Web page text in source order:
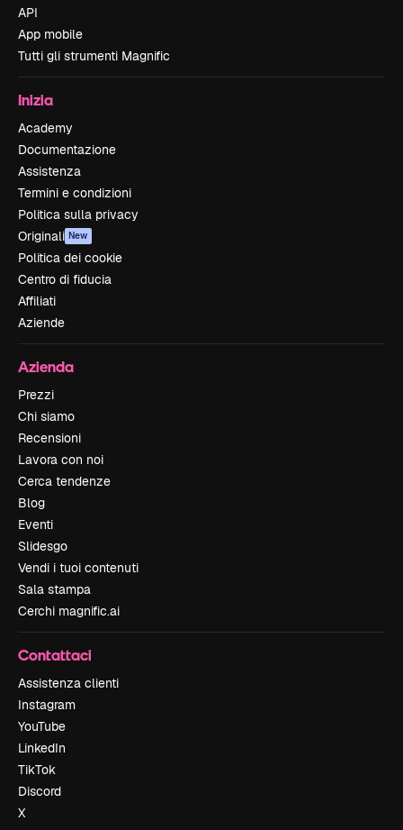
API
App mobile
Tutti gli strumenti Magnific
Inizia
Academy
Documentazione
Assistenza
Termini e condizioni
Politica sulla privacy
Originali New
Politica dei cookie
Centro di fiducia
Affiliati
Aziende
Azienda
Prezzi
Chi siamo
Recensioni
Lavora con noi
Cerca tendenze
Blog
Eventi
Slidesgo
Vendi i tuoi contenuti
Sala stampa
Cerchi magnific.ai
Contattaci
Assistenza clienti
Instagram
YouTube
LinkedIn
TikTok
Discord
X